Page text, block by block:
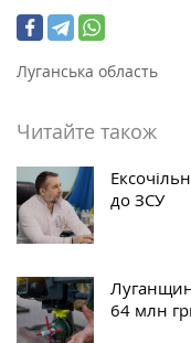
Луганська область
Читайте також
до ЗСУ
64 млн